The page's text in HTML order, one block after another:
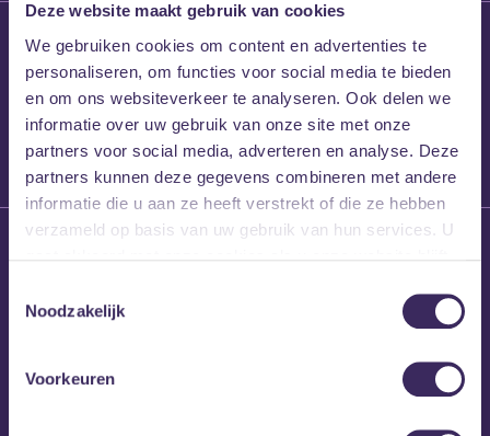
Deze website maakt gebruik van cookies
We gebruiken cookies om content en advertenties te
personaliseren, om functies voor social media te bieden
en om ons websiteverkeer te analyseren. Ook delen we
informatie over uw gebruik van onze site met onze
partners voor social media, adverteren en analyse. Deze
partners kunnen deze gegevens combineren met andere
informatie die u aan ze heeft verstrekt of die ze hebben
verzameld op basis van uw gebruik van hun services. U
Noodzakelijk
Voorkeuren
27 maart 2026
Willem’s Blog:
Frans Kalf
26 maart 2026